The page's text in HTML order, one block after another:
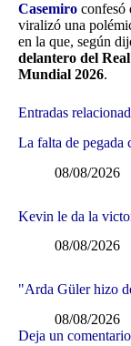
Casemiro confesó
viralizó una
en la que, según
delantero del
Mundial 2026.
Entradas
La falta de pegada
08/08/2026
Kevin le da la
08/08/2026
"Arda Güler hizo
08/08/2026
Deja un comentario